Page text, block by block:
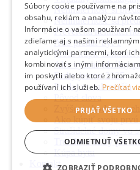
Nehnuteľnosť si
Nehnuteľnosť sa
Preverená
Ako predať byt 1
Prečo kúpiť
Ako vybrať ideálny
Farby jesene 2025
Predaj zo zahraničia
Pôvod slova
Zvýšenie hodnoty
Ako kúpiť svoju
Strašidelné domy vo
Trendové farby pre
Kúpa bytu
Kontakt
Súbory cookie používame na
obsahu, reklám a analýzu
Informácie o vašom používaní
zdieľame aj s našimi
analytickými partnermi, ktorí
kombinovať s inými
im poskytli alebo ktoré
používaní ich služieb. Prečítať
PRIJAŤ VŠETKO
ODMIETNUŤ
ZOBRAZIŤ